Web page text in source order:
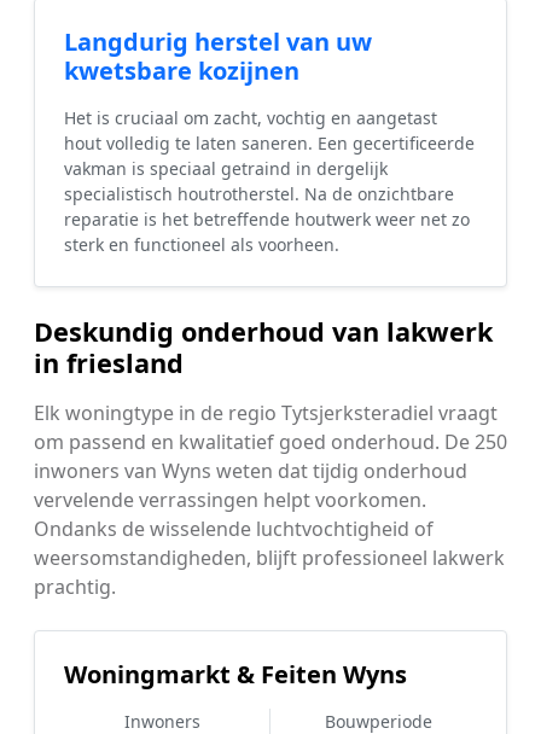
Langdurig herstel van uw
kwetsbare kozijnen
Het is cruciaal om zacht, vochtig en aangetast
hout volledig te laten saneren. Een gecertificeerde
vakman is speciaal getraind in dergelijk
specialistisch houtrotherstel. Na de onzichtbare
reparatie is het betreffende houtwerk weer net zo
sterk en functioneel als voorheen.
Deskundig onderhoud van lakwerk
in friesland
Elk woningtype in de regio Tytsjerksteradiel vraagt
om passend en kwalitatief goed onderhoud. De 250
inwoners van Wyns weten dat tijdig onderhoud
vervelende verrassingen helpt voorkomen.
Ondanks de wisselende luchtvochtigheid of
weersomstandigheden, blijft professioneel lakwerk
prachtig.
Woningmarkt & Feiten Wyns
Inwoners Bouwperiode